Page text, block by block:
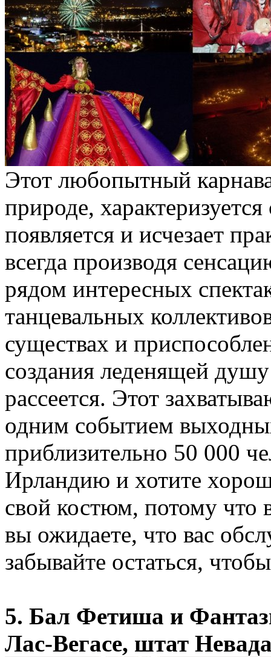
Этот любопытный
природе,
появляется и исчезает
всегда производя
рядом интересных
танцевальных
существах и
создания леденящей
рассеется. Этот
одним событием
приблизительно 50 000
Ирландию и хотите
свой костюм, потому
вы ожидаете, что вас
забывайте остаться,
5. Бал Фетиша и
Лас-Вегасе, штат